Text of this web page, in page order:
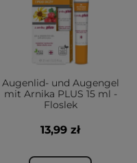
Augenlid- und Augengel
mit Arnika PLUS 15 ml -
Floslek
13,99 zł